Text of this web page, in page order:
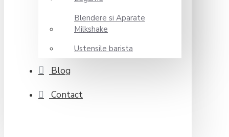
Blendere si Aparate
Milkshake
Ustensile barista
Blog
Contact